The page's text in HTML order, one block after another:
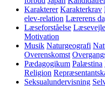
Karakterer Karakterkrav
elev-relation Lærerens
Læseforståelse
Motivation
Musik Naturgeografi
Overenskomst
Pædagogikum Palæstina
Religion
Seksualundervisning